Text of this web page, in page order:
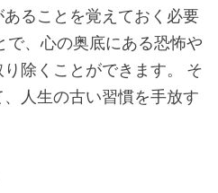
ることを覚えておく必要
で、心の奥底にある恐怖や
除くことができます。 そ
人生の古い習慣を手放す